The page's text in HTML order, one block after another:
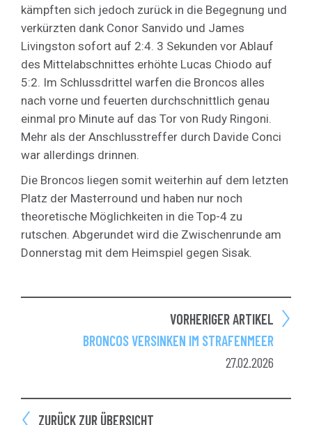
kämpften sich jedoch zurück in die Begegnung und
verkürzten dank Conor Sanvido und James
Livingston sofort auf 2:4. 3 Sekunden vor Ablauf
des Mittelabschnittes erhöhte Lucas Chiodo auf
5:2. Im Schlussdrittel warfen die Broncos alles
nach vorne und feuerten durchschnittlich genau
einmal pro Minute auf das Tor von Rudy Ringoni.
Mehr als der Anschlusstreffer durch Davide Conci
war allerdings drinnen.
Die Broncos liegen somit weiterhin auf dem letzten
Platz der Masterround und haben nur noch
theoretische Möglichkeiten in die Top-4 zu
rutschen. Abgerundet wird die Zwischenrunde am
Donnerstag mit dem Heimspiel gegen Sisak.
VORHERIGER ARTIKEL
BRONCOS VERSINKEN IM STRAFENMEER
27.02.2026
ZURÜCK ZUR ÜBERSICHT